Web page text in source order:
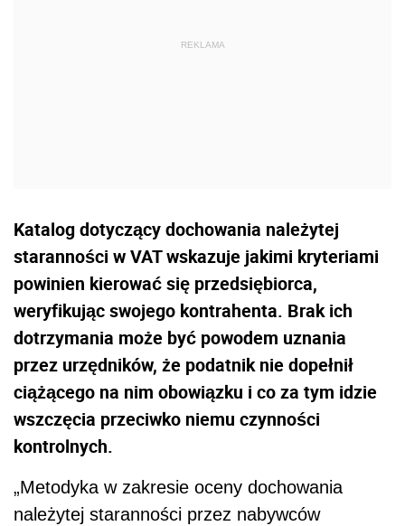
Katalog dotyczący dochowania należytej
staranności w VAT wskazuje jakimi kryteriami
powinien kierować się przedsiębiorca,
weryfikując swojego kontrahenta. Brak ich
dotrzymania może być powodem uznania
przez urzędników, że podatnik nie dopełnił
ciążącego na nim obowiązku i co za tym idzie
wszczęcia przeciwko niemu czynności
kontrolnych.
„Metodyka w zakresie oceny dochowania
należytej staranności przez nabywców